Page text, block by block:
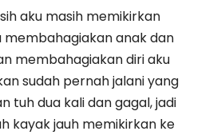
aku masih memikirkan
membahagiakan anak dan
membahagiakan diri aku
sudah pernah jalani yang
tuh dua kali dan gagal, jadi
kayak jauh memikirkan ke